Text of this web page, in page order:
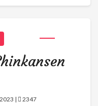
| 2347